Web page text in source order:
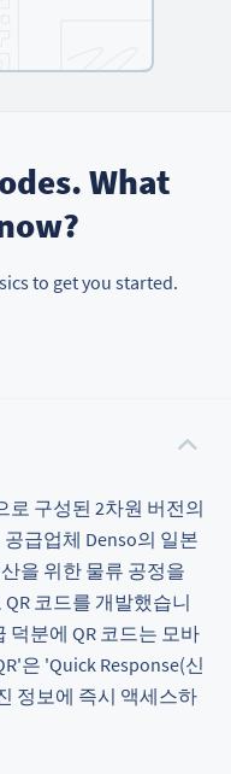
What
to get you started.
로 구성된 2차원 버전의
급업체 Denso의 일본
을 위한 물류 공정을
코드를 개발했습니
덕분에 QR 코드는 모바
은 'Quick Response(신
정보에 즉시 액세스하